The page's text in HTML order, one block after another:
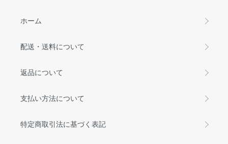
ホーム
配送・送料について
返品について
支払い方法について
特定商取引法に基づく表記